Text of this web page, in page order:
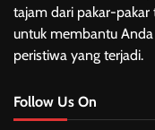
tajam dari pakar-
untuk membantu
peristiwa yang terjadi.
Follow Us On